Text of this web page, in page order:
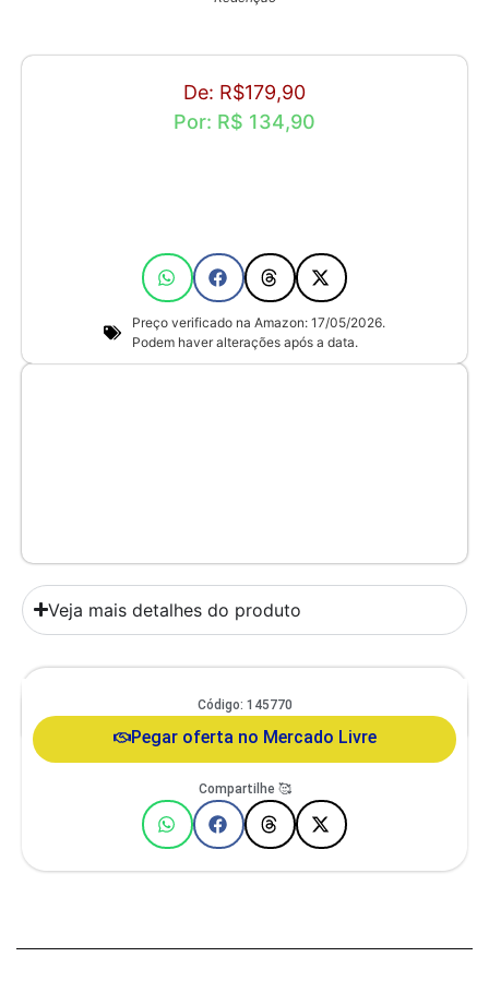
De: R$179,90
Por: R$ 134,90
Preço verificado na Amazon: 17/05/2026.
Podem haver alterações após a data.
Veja mais detalhes do produto
Comedouro Duplo Gato E Cachorro De Pequeno Porte Itaporã Duo
Design
Código: 145770
Pegar oferta no Mercado Livre
Compartilhe 🥰